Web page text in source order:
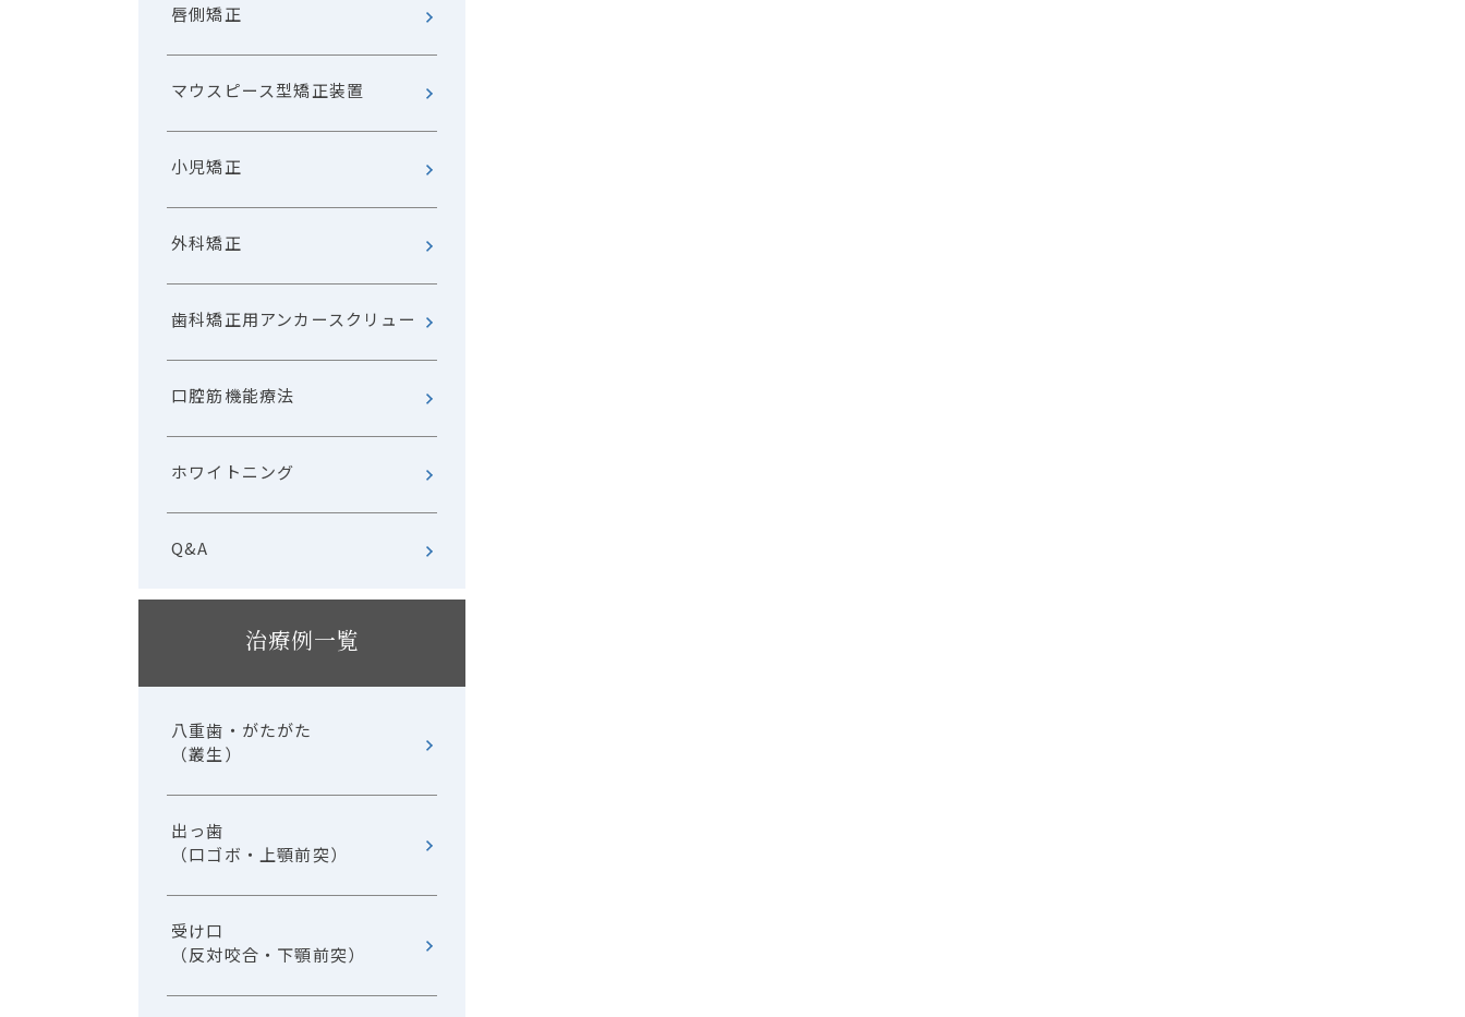
唇側矯正
マウスピース型矯正装置
小児矯正
外科矯正
歯科矯正用アンカースクリュー
口腔筋機能療法
ホワイトニング
Q&A
治療例一覧
八重歯・がたがた
（叢生）
出っ歯
（口ゴボ・上顎前突）
受け口
（反対咬合・下顎前突）